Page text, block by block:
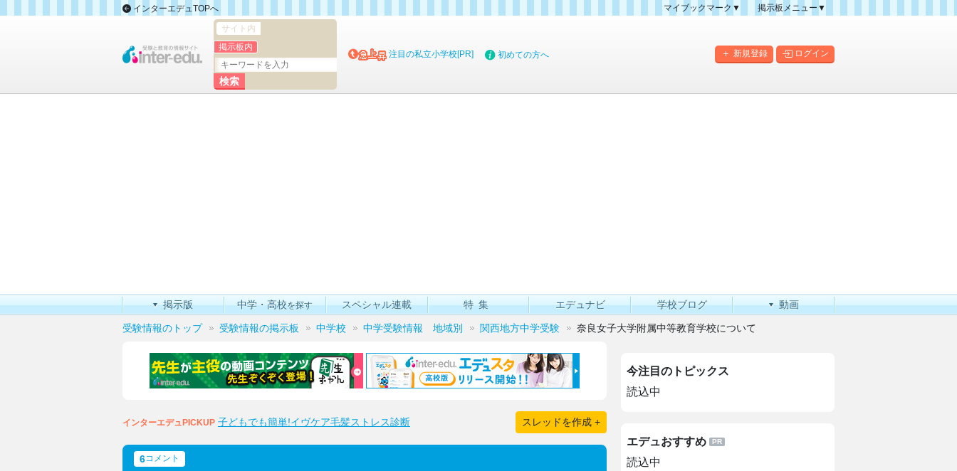
インターエデュTOPへ
マイブックマーク▼
掲示板メニュー▼
掲示板マップ
新規登録 ログイン
サイト内
掲示板内
注目の私立小学校[PR] 初めての方へ
掲示版 中学・高校を探す スペシャル連載 特集 エデュナビ 学校ブログ 動画
受験情報のトップ 受験情報の掲示板 中学校 中学受験情報 地域別 関西地方中学受験 奈良女子大学附属中等教育学校について
インターエデュPICKUP 子どもでも簡単!イヴケア毛髪ストレス診断 スレッドを作成 +
6コメント
今注目のトピックス
読込中
エデュおすすめ
読込中